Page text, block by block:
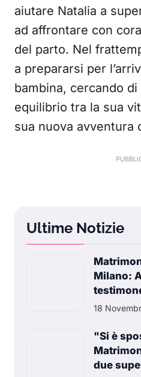
aiutare Natalia a
ad affrontare con
del parto. Nel
a prepararsi per
bambina, cercando
equilibrio tra la sua
sua nuova avventura
Ultime Notizie
Milano:
18
"Si è
due